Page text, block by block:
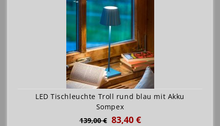
LED Tischleuchte Troll rund blau mit Akku
Sompex
139,00 € 83,40 €